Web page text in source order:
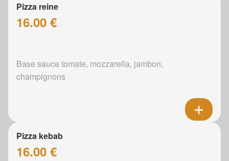
Pizza reine
16.00 €
Base sauce tomate, mozzarella, jambon,
champignons
Pizza kebab
16.00 €